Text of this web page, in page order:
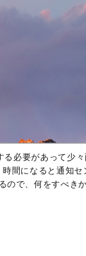
必要があって少
間になると通知セ
ので、何をすべき